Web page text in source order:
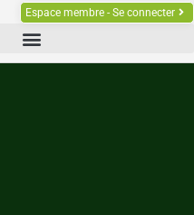
Espace membre - Se connecter